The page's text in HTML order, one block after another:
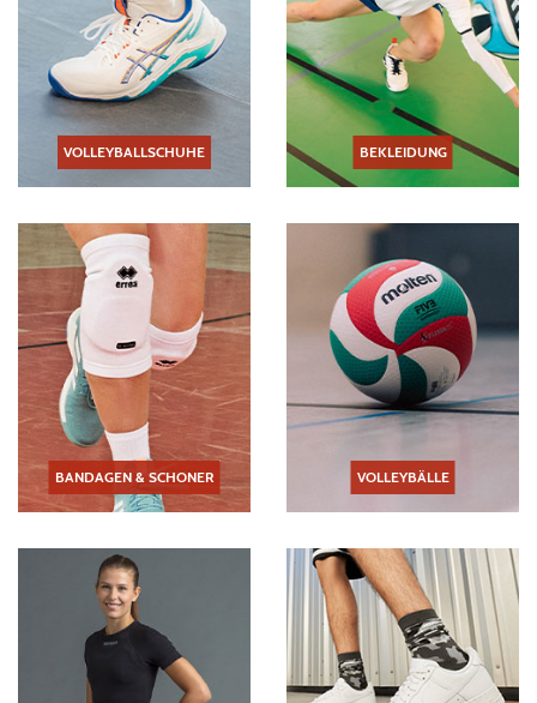
VOLLEYBALLSCHUHE BEKLEIDUNG
BANDAGEN & SCHONER VOLLEYBÄLLE